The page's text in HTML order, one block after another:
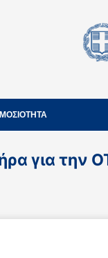
για την